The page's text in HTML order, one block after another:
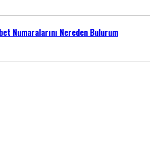
Numaralarını Nereden Bulurum